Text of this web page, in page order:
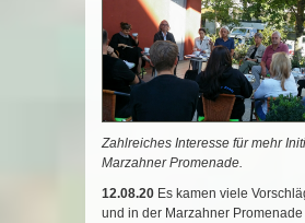
Zahlreiches Interesse für mehr
Marzahner Promenade.
12.08.20 Es kamen viele
und in der Marzahner Promenade